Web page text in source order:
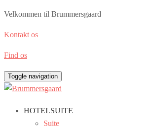
Velkommen til Brummersgaard
Kontakt os
Find os
Toggle navigation
HOTELSUITE
Suite